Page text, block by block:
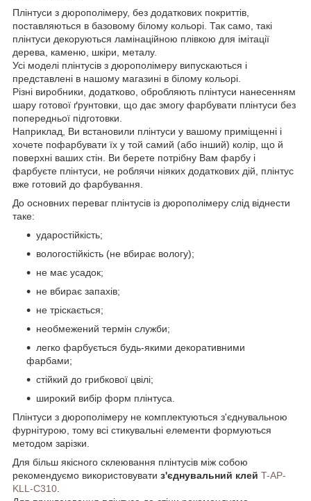
Плінтуси з дюрополімеру, без додаткових покриттів,
поставляються в базовому білому кольорі. Так само, такі
плінтуси декоруються ламінаційною плівкою для імітації
дерева, каменю, шкіри, металу.
Усі моделі плінтусів з дюрополімеру випускаються і
представлені в нашому магазині в білому кольорі.
Різні виробники, додатково, обробляють плінтуси нанесенням
шару готової ґрунтовки, що дає змогу фарбувати плінтуси без
попередньої підготовки.
Наприклад, Ви встановили плінтуси у вашому приміщенні і
хочете пофарбувати їх у той самий (або інший) колір, що й
поверхні ваших стін. Ви берете потрібну Вам фарбу і
фарбуєте плінтуси, не роблячи ніяких додаткових дій, плінтус
вже готовий до фарбування.
До основних переваг плінтусів із дюрополімеру слід віднести
таке:
ударостійкість;
вологостійкість (не вбирає вологу);
не має усадок;
не вбирає запахів;
не тріскається;
необмежений термін служби;
легко фарбується будь-якими декоративними
фарбами;
стійкий до грибкової цвілі;
широкий вибір форм плінтуса.
Плінтуси з дюрополімеру не комплектуються з'єднувальною
фурнітурою, тому всі стикувальні елементи формуються
методом зарізки.
Для більш якісного склеювання плінтусів між собою
рекомендуємо використовувати з'єднувальний клей T-AP-
KLL-C310